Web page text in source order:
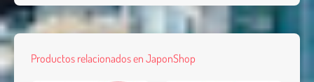
Productos relacionados en JaponShop